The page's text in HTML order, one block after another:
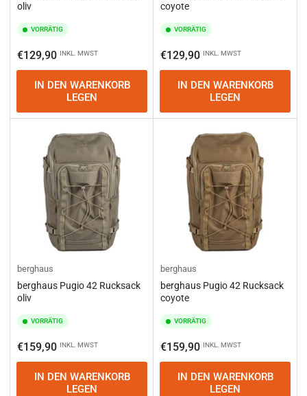
oliv
VORRÄTIG
Normaler
Preis
€129,90 INKL. MWST
IN DEN WARENKORB
LEGEN
coyote
VORRÄTIG
Normaler
Preis
€129,90 INKL. MWST
IN DEN WARENKORB
LEGEN
berghaus
berghaus Pugio 42 Rucksack
oliv
VORRÄTIG
Normaler
Preis
€159,90 INKL. MWST
IN DEN WARENKORB
LEGEN
berghaus
berghaus Pugio 42 Rucksack
coyote
VORRÄTIG
Normaler
Preis
€159,90 INKL. MWST
IN DEN WARENKORB
LEGEN